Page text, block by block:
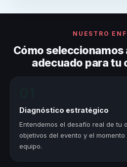
NUESTRO
Cómo
adecuado para tu
Diagnóstico estratégico
Entendemos el desafío real de tu
objetivos del evento y el
equipo.